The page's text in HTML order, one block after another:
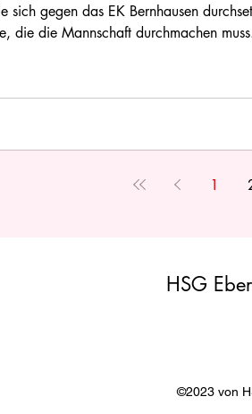
sich gegen das EK Bernhausen
die die Mannschaft durchmachen
1
HSG
©2023 von